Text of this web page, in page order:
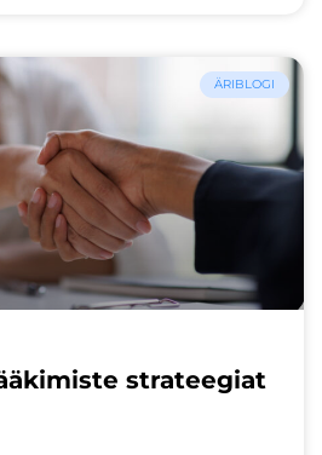
ÄRIBLOGI
strateegiat